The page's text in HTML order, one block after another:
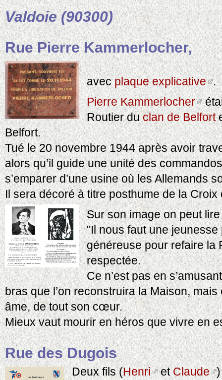
Valdoie (90300)
Rue Pierre Kammerlocher,
avecplaque explicative .
Pierre Kammerlocher
Routier duclan de Belfort
Belfort.
Tué le 20 novembre 1944 après avoir
alors qu’il guide une unité des
s’emparer d’une usine où les Allemands
Il sera décoré à titre posthume de la
Sur son image on peut
"Il nous faut une
généreuse pour refaire la
respectée.
Ce n’est pas en
bras que l’on reconstruira la Maison,
âme, de tout son cœur.
Mieux vaut mourir en héros que vivre en
Rue des Dugois
Deux fils (Henri etClaude )